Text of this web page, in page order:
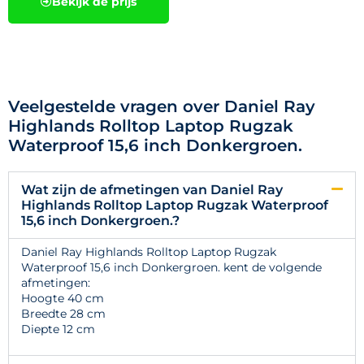
Veelgestelde vragen over Daniel Ray
Highlands Rolltop Laptop Rugzak
Waterproof 15,6 inch Donkergroen.
Wat zijn de afmetingen van Daniel Ray
Highlands Rolltop Laptop Rugzak Waterproof
15,6 inch Donkergroen.?
Daniel Ray Highlands Rolltop Laptop Rugzak
Waterproof 15,6 inch Donkergroen. kent de volgende
afmetingen:
Hoogte 40 cm
Breedte 28 cm
Diepte 12 cm